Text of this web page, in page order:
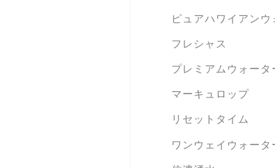
ピュアハワイアンウ
フレシャス
プレミアムウォータ
マーキュロップ
リセットタイム
ワンウェイウォータ